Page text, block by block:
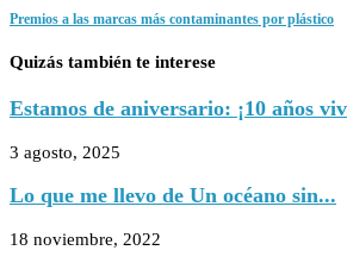
Premios a las marcas más contaminantes por plástico
Quizás también te interese
Estamos de aniversario: ¡10 años
3 agosto, 2025
Lo que me llevo de Un océano sin...
18 noviembre, 2022